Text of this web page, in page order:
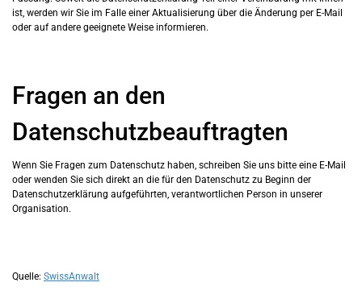
ist, werden wir Sie im Falle einer Aktualisierung über die Änderung per E-Mail
oder auf andere geeignete Weise informieren.
Fragen an den
Datenschutzbeauftragten
Wenn Sie Fragen zum Datenschutz haben, schreiben Sie uns bitte eine E-Mail
oder wenden Sie sich direkt an die für den Datenschutz zu Beginn der
Datenschutzerklärung aufgeführten, verantwortlichen Person in unserer
Organisation.
Quelle: SwissAnwalt